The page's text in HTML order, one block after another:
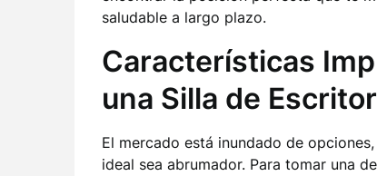
saludable a largo plazo.
Características
una Silla de
El mercado está inundado de
ideal sea abrumador. Para tomar una